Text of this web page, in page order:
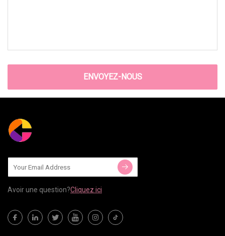
ENVOYEZ-NOUS
Avoir une question?Cliquez ici